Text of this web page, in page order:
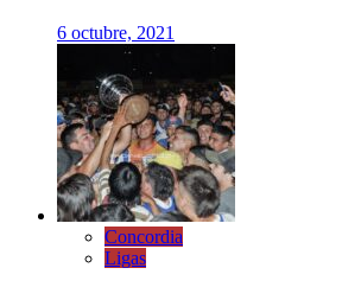
6 octubre, 2021
Concordia
Ligas